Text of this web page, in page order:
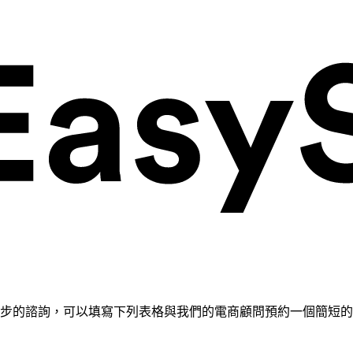
的諮詢，可以填寫下列表格與我們的電商顧問預約一個簡短